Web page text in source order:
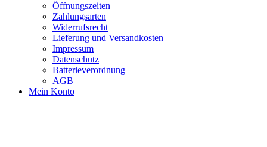
Öffnungszeiten
Zahlungsarten
Widerrufsrecht
Lieferung und Versandkosten
Impressum
Datenschutz
Batterieverordnung
AGB
Mein Konto